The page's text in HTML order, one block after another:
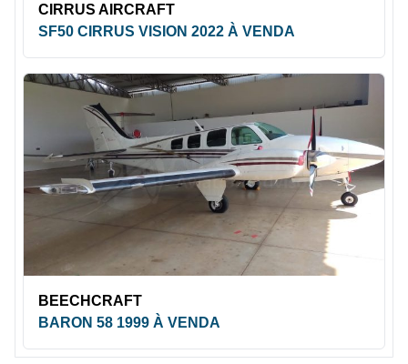
CIRRUS AIRCRAFT
SF50 CIRRUS VISION 2022 À VENDA
BEECHCRAFT
BARON 58 1999 À VENDA